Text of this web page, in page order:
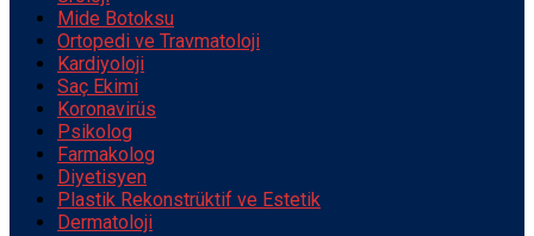
Mide Botoksu
Ortopedi ve Travmatoloji
Kardiyoloji
Saç Ekimi
Koronavirüs
Psikolog
Farmakolog
Diyetisyen
Plastik Rekonstrüktif ve Estetik
Dermatoloji